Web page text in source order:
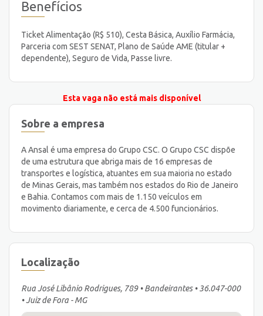
Benefícios
Ticket Alimentação (R$ 510), Cesta Básica, Auxílio Farmácia,
Parceria com SEST SENAT, Plano de Saúde AME (titular +
dependente), Seguro de Vida, Passe livre.
Esta vaga não está mais disponível
Sobre a empresa
A Ansal é uma empresa do Grupo CSC. O Grupo CSC dispõe
de uma estrutura que abriga mais de 16 empresas de
transportes e logística, atuantes em sua maioria no estado
de Minas Gerais, mas também nos estados do Rio de Janeiro
e Bahia. Contamos com mais de 1.150 veículos em
movimento diariamente, e cerca de 4.500 funcionários.
Localização
Rua José Libânio Rodrigues, 789 • Bandeirantes • 36.047-000
• Juiz de Fora - MG